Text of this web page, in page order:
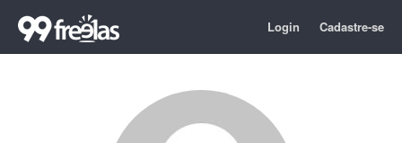
Login Cadastre-se